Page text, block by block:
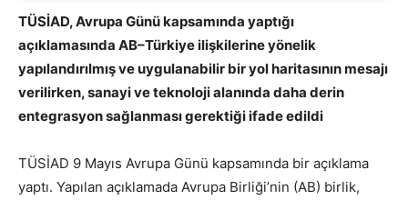
TÜSİAD, Avrupa Günü kapsamında yaptığı
açıklamasında AB–Türkiye ilişkilerine yönelik
yapılandırılmış ve uygulanabilir bir yol haritasının mesajı
verilirken, sanayi ve teknoloji alanında daha derin
entegrasyon sağlanması gerektiği ifade edildi
TÜSİAD 9 Mayıs Avrupa Günü kapsamında bir açıklama
yaptı. Yapılan açıklamada Avrupa Birliği’nin (AB) birlik,